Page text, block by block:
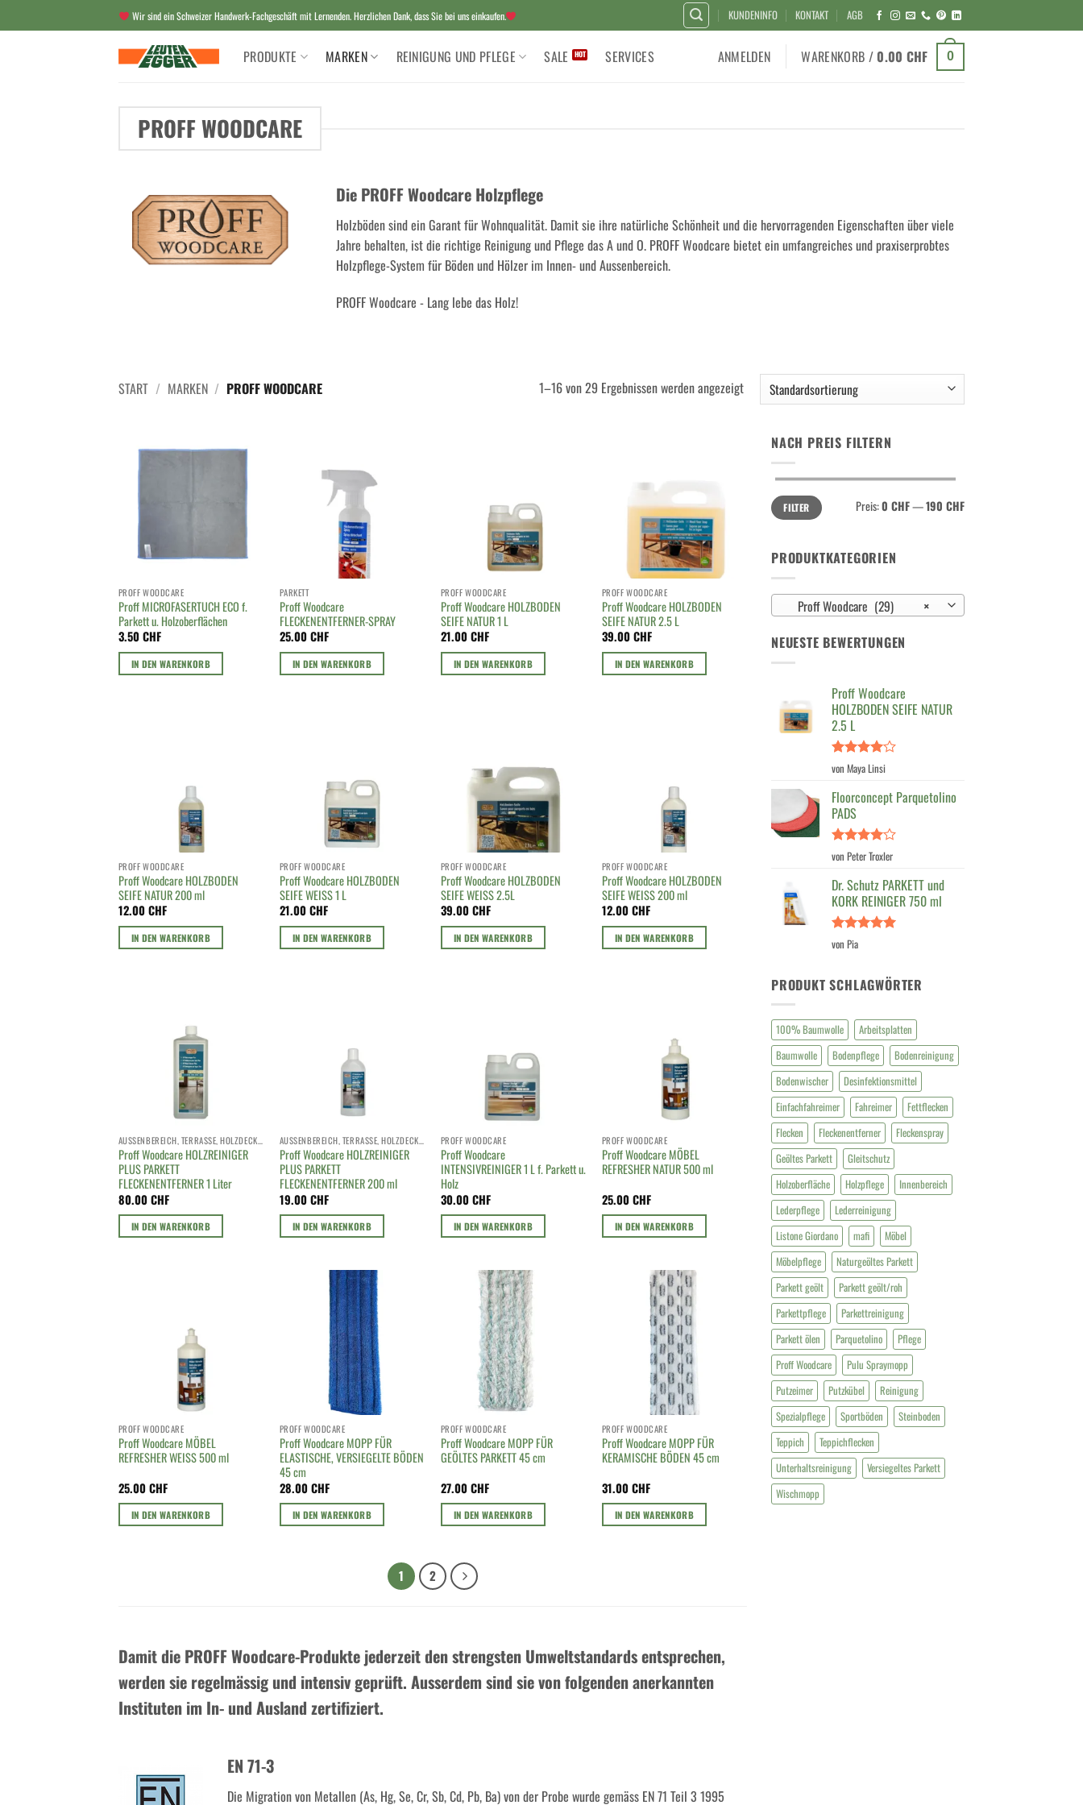
Inhalt
Wir sind ein Schweizer Handwerk-Fachgeschäft mit Lernenden. Herzlichen Dank, dass Sie bei uns einkaufen. KUNDENINFO KONTAKT AGB
PRODUKTE MARKEN REINIGUNG UND PFLEGE SALE SERVICES ANMELDEN WARENKORB / 0.00 CHF 0
PROFF WOODCARE
Die PROFF Woodcare Holzpflege
Holzböden sind ein Garant für Wohnqualität. Damit sie ihre natürliche Schönheit und die hervorragenden Eigenschaften über viele
Jahre behalten, ist die richtige Reinigung und Pflege das A und O. PROFF Woodcare bietet ein umfangreiches und praxiserprobtes
Holzpflege-System für Böden und Hölzer im Innen- und Aussenbereich.
PROFF Woodcare - Lang lebe das Holz!
START / MARKEN / PROFF WOODCARE 1–16 von 29 Ergebnissen werden angezeigt
PROFF WOODCARE
Proff MICROFASERTUCH ECO f.
Parkett u. Holzoberflächen
3.50CHF
IN DEN WARENKORB
PARKETT
Proff Woodcare
FLECKENENTFERNER-SPRAY
25.00CHF
IN DEN WARENKORB
PROFF WOODCARE
Proff Woodcare HOLZBODEN
SEIFE NATUR 1 L
21.00CHF
IN DEN WARENKORB
PROFF WOODCARE
Proff Woodcare HOLZBODEN
SEIFE NATUR 2.5 L
39.00CHF
IN DEN WARENKORB
PROFF WOODCARE
Proff Woodcare HOLZBODEN
SEIFE NATUR 200 ml
12.00CHF
IN DEN WARENKORB
PROFF WOODCARE
Proff Woodcare HOLZBODEN
SEIFE WEISS 1 L
21.00CHF
IN DEN WARENKORB
PROFF WOODCARE
Proff Woodcare HOLZBODEN
SEIFE WEISS 2.5L
39.00CHF
IN DEN WARENKORB
PROFF WOODCARE
Proff Woodcare HOLZBODEN
SEIFE WEISS 200 ml
12.00CHF
IN DEN WARENKORB
AUSSENBEREICH, TERRASSE, HOLZDECK, HOLZROST
Proff Woodcare HOLZREINIGER
PLUS PARKETT
FLECKENENTFERNER 1 Liter
80.00CHF
IN DEN WARENKORB
AUSSENBEREICH, TERRASSE, HOLZDECK, HOLZROST
Proff Woodcare HOLZREINIGER
PLUS PARKETT
FLECKENENTFERNER 200 ml
19.00CHF
IN DEN WARENKORB
PROFF WOODCARE
Proff Woodcare
INTENSIVREINIGER 1 L f. Parkett u.
Holz
30.00CHF
IN DEN WARENKORB
PROFF WOODCARE
Proff Woodcare MÖBEL
REFRESHER NATUR 500 ml
25.00CHF
IN DEN WARENKORB
PROFF WOODCARE
Proff Woodcare MÖBEL
REFRESHER WEISS 500 ml
25.00CHF
IN DEN WARENKORB
PROFF WOODCARE
Proff Woodcare MOPP FÜR
ELASTISCHE, VERSIEGELTE BÖDEN
45 cm
28.00CHF
IN DEN WARENKORB
PROFF WOODCARE
Proff Woodcare MOPP FÜR
GEÖLTES PARKETT 45 cm
27.00CHF
IN DEN WARENKORB
PROFF WOODCARE
Proff Woodcare MOPP FÜR
KERAMISCHE BÖDEN 45 cm
31.00CHF
IN DEN WARENKORB
1 2
Damit die PROFF Woodcare-Produkte jederzeit den strengsten Umweltstandards entsprechen,
werden sie regelmässig und intensiv geprüft. Ausserdem sind sie von folgenden anerkannten
Instituten im In- und Ausland zertifiziert.
EN 71-3
Die Migration von Metallen (As, Hg, Se, Cr, Sb, Cd, Pb, Ba) von der Probe wurde gemäss EN 71 Teil 3 1995
NACH PREIS FILTERN
Min.
Preis
Max.
PreisFILTER Preis:0 CHF—190 CHF
PRODUKTKATEGORIEN
×
Proff Woodcare (29)
NEUESTE BEWERTUNGEN
Proff Woodcare
HOLZBODEN SEIFE NATUR
2.5 L
Bewertet
4
von 5
von Maya Linsi
Floorconcept Parquetolino
PADS
Bewertet
von 5
von Peter Troxler
Dr. Schutz PARKETT und
KORK REINIGER 750 ml
Bewertet
von Pia
PRODUKT SCHLAGWÖRTER
100% Baumwolle
Arbeitsplatten
Baumwolle
Bodenpflege
Bodenreinigung
Bodenwischer
Desinfektionsmittel
Einfachfahreimer
Fahreimer
Fettflecken
Flecken
Fleckenentferner
Fleckenspray
Geöltes Parkett
Gleitschutz
Holzoberfläche
Holzpflege
Innenbereich
Lederpflege
Lederreinigung
Listone Giordano
mafi
Möbel
Möbelpflege
Naturgeöltes Parkett
Parkett geölt
Parkett geölt/roh
Parkettpflege
Parkettreinigung
Parkett ölen
Parquetolino
Pflege
Proff Woodcare
Pulu Spraymopp
Putzeimer
Putzkübel
Reinigung
Spezialpflege
Sportböden
Steinboden
Teppich
Teppichflecken
Unterhaltsreinigung
Versiegeltes Parkett
Wischmopp